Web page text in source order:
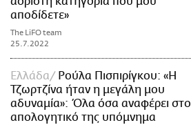
αποδίδετε»
The LiFO team
25.7.2022
Ελλάδα
Ρούλα Πισπιρίγκου: «Η
Τζωρτζίνα ήταν η μεγάλη μου
αδυναμία»: Όλα όσα αναφέρει στο
απολογητικό της υπόμνημα